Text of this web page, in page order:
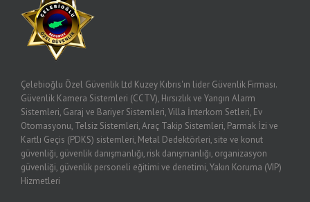
Çelebioğlu Özel Güvenlik Ltd Kuzey Kıbrıs'ın lider Güvenlik Firması.
Güvenlik Kamera Sistemleri (CCTV), Hırsızlık ve Yangın Alarm
Sistemleri, Garaj ve Bariyer Sistemleri, Villa İnterkom Setleri, Ev
Otomasyonu, Telsiz Sistemleri, Araç Takip Sistemleri, Parmak İzi ve
Kartlı Geçis (PDKS) sistemleri, Metal Dedektörleri, site ve konut
güvenliği, güvenlik danışmanlığı, risk danışmanlığı, organizasyon
güvenliği, güvenlik personeli eğitimi ve denetimi, Yakın Koruma (VIP)
Hizmetleri